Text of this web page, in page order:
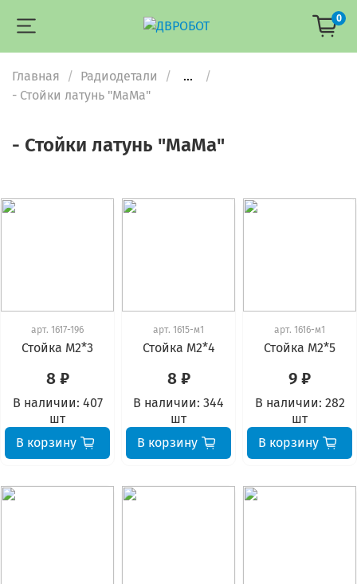
0
Главная Радиодетали
...
- Стойки латунь "МаМа"
- Стойки латунь "МаМа"
арт. 1617-196
Стойка М2*3
8 ₽
В наличии: 407
шт
В корзину
арт. 1615-м1
Стойка М2*4
8 ₽
В наличии: 344
шт
В корзину
арт. 1616-м1
Стойка М2*5
9 ₽
В наличии: 282
шт
В корзину